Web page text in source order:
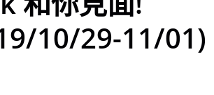
10/29-11/01)